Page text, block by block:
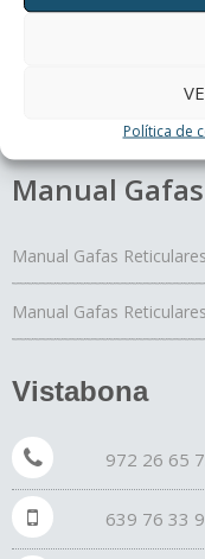
Política de
Un día con mis ojos
Manual
Manual Gafas
Manual Gafas
Vistabona
972 26 65
639 76 33